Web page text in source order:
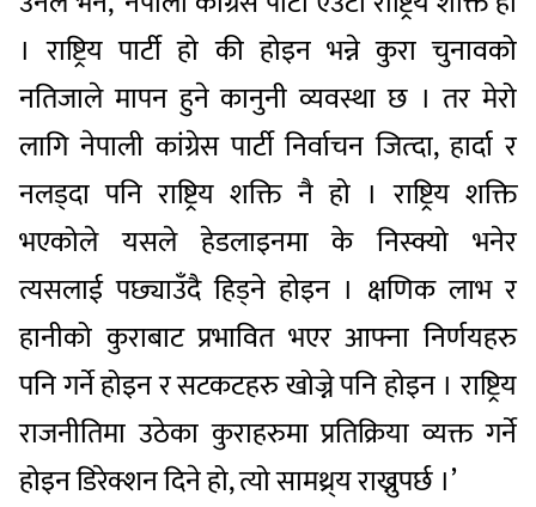
। राष्ट्रिय पार्टी हो की होइन भन्ने कुरा चुनावको
नतिजाले मापन हुने कानुनी व्यवस्था छ । तर मेरो
लागि नेपाली कांग्रेस पार्टी निर्वाचन जित्दा, हार्दा र
नलड्दा पनि राष्ट्रिय शक्ति नै हो । राष्ट्रिय शक्ति
भएकोले यसले हेडलाइनमा के निस्क्यो भनेर
त्यसलाई पछ्याउँदै हिड्ने होइन । क्षणिक लाभ र
हानीको कुराबाट प्रभावित भएर आफ्ना निर्णयहरु
पनि गर्ने होइन र सटकटहरु खोज्ने पनि होइन । राष्ट्रिय
राजनीतिमा उठेका कुराहरुमा प्रतिक्रिया व्यक्त गर्ने
होइन डिरेक्शन दिने हो, त्यो सामथ्र्य राख्नुपर्छ ।’